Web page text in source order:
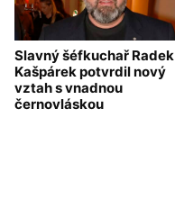
Slavný šéfkuchař Radek
Kašpárek potvrdil nový
vztah s vnadnou
černovláskou